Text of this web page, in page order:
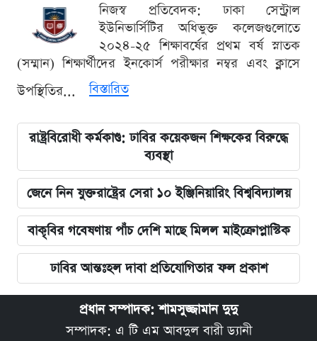
নিজস্ব প্রতিবেদক: ঢাকা সেন্ট্রাল
ইউনিভার্সিটির অধিভুক্ত কলেজগুলোতে
২০২৪-২৫ শিক্ষাবর্ষের প্রথম বর্ষ স্নাতক
(সম্মান) শিক্ষার্থীদের ইনকোর্স পরীক্ষার নম্বর এবং ক্লাসে
উপস্থিতির...
বিস্তারিত
রাষ্ট্রবিরোধী কর্মকাণ্ড: ঢাবির কয়েকজন শিক্ষকের বিরুদ্ধে
ব্যবস্থা
জেনে নিন যুক্তরাষ্ট্রের সেরা ১০ ইঞ্জিনিয়ারিং বিশ্ববিদ্যালয়
বাকৃবির গবেষণায় পাঁচ দেশি মাছে মিলল মাইক্রোপ্লাস্টিক
ঢাবির আন্তঃহল দাবা প্রতিযোগিতার ফল প্রকাশ
প্রধান সম্পাদক: শামসুজ্জামান দুদু
সম্পাদক: এ টি এম আবদুল বারী ড্যানী